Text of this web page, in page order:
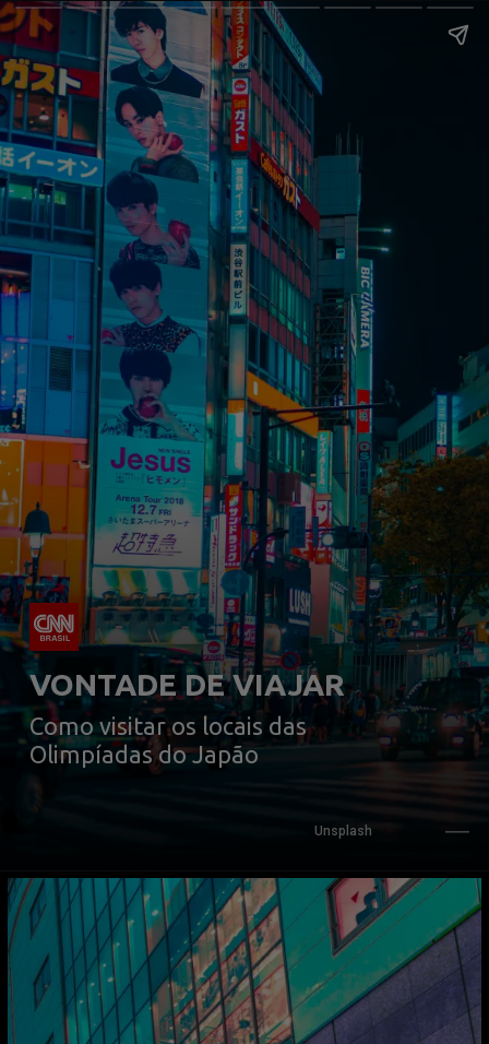
VONTADE DE VIAJAR
Unsplash
Como visitar os locais das
Olimpíadas do Japão